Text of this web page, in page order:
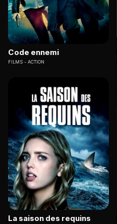
Code ennemi
FILMS ACTION
La saison des requins